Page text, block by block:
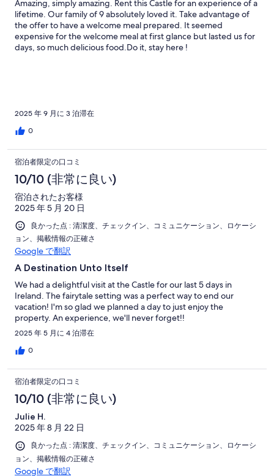
Amazing, simply amazing. Rent this Castle for an experience of a
lifetime. Our family of 9 absolutely loved it. Take advantage of
the offer to have a welcome meal prepared. It seemed
expensive for the welcome meal at first glance but lasted us for
days, so much delicious food.Do it, stay here !
2025 年 9 月に 3 泊滞在
0
宿泊者限定の口コミ
10/10 (非常に良い)
宿泊されたお客様
2025 年 5 月 20 日
良かった点 : 清潔度、チェックイン、コミュニケーション、ロケーシ
ョン、掲載情報の正確さ
Google で翻訳
A Destination Unto Itself
We had a delightful visit at the Castle for our last 5 days in
Ireland. The fairytale setting was a perfect way to end our
vacation! I'm so glad we planned a day to just enjoy the
property. An experience, we'll never forget!!
2025 年 5 月に 4 泊滞在
0
宿泊者限定の口コミ
10/10 (非常に良い)
Julie H.
2025 年 8 月 22 日
良かった点 : 清潔度、チェックイン、コミュニケーション、ロケーシ
ョン、掲載情報の正確さ
Google で翻訳